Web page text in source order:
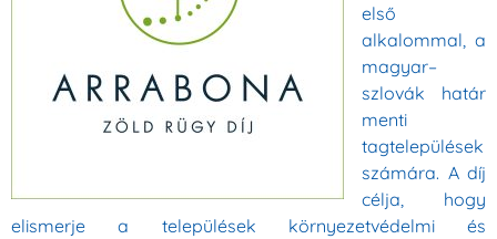
első
alkalommal, a
magyar–
szlovák határ
menti
tagtelepülések
számára. A díj
célja, hogy
elismerje a települések környezetvédelmi és